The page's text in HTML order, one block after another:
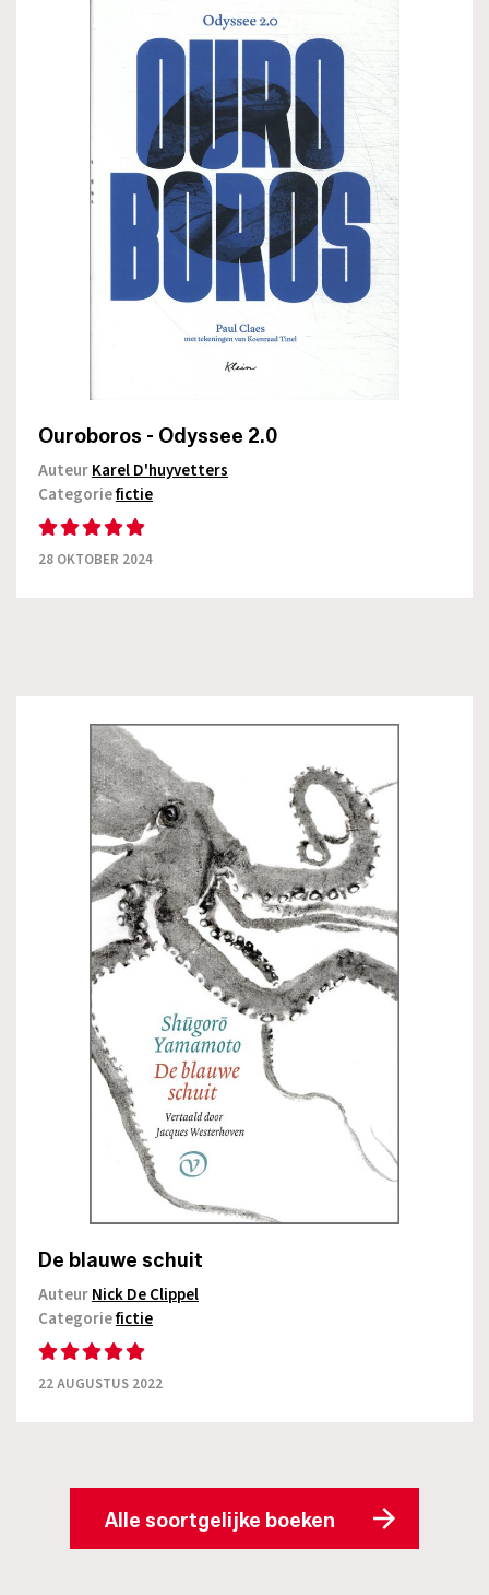
Ouroboros - Odyssee 2.0
AuteurKarel D'huyvetters
Categoriefictie
28 OKTOBER 2024
De blauwe schuit
AuteurNick De Clippel
Categoriefictie
22 AUGUSTUS 2022
Alle soortgelijke boeken